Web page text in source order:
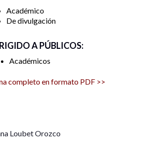
Académico
De divulgación
A PÚBLICOS:
Académicos
completo en formato PDF >>
Loubet Orozco